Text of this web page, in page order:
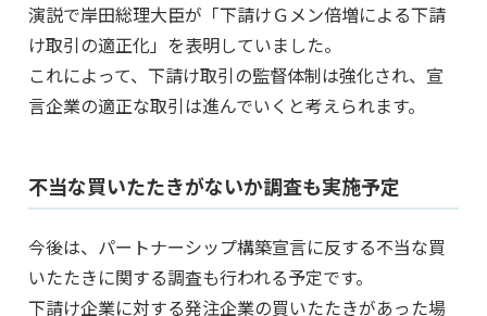
演説で岸田総理大臣が「下請けＧメン倍増による下請
け取引の適正化」を表明していました。
これによって、下請け取引の監督体制は強化され、宣
言企業の適正な取引は進んでいくと考えられます。
不当な買いたたきがないか調査も実施予定
今後は、パートナーシップ構築宣言に反する不当な買
いたたきに関する調査も行われる予定です。
下請け企業に対する発注企業の買いたたきがあった場